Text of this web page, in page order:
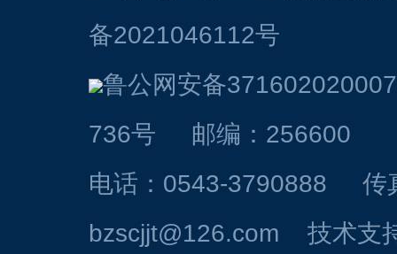
备2021046112号
鲁公网安备
736号 邮编：256600
电话：0543-3790888
bzscjjt@126.com 技术支